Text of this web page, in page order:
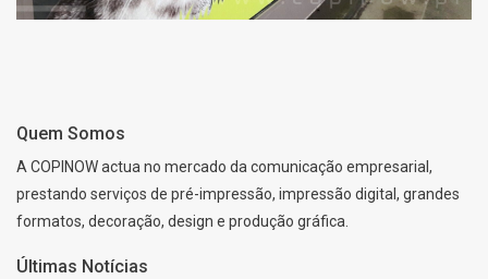
Quem Somos
A COPINOW actua no mercado da comunicação empresarial,
prestando serviços de pré-impressão, impressão digital, grandes
formatos, decoração, design e produção gráfica.
Últimas Notícias